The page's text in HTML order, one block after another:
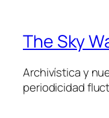
The Sky
Archivística y
periodicidad